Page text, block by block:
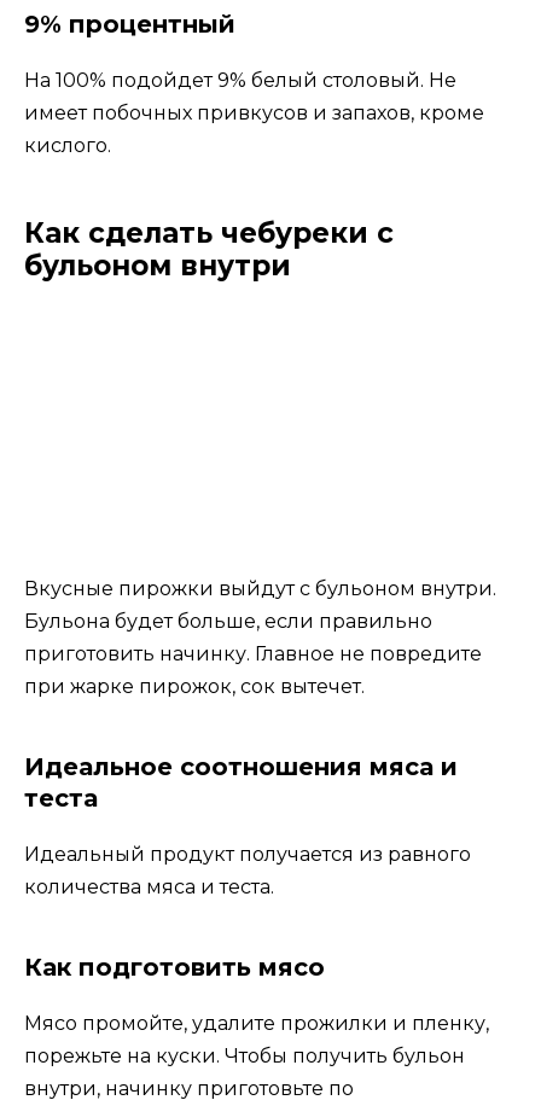
9% процентный
На 100% подойдет 9% белый столовый. Не
имеет побочных привкусов и запахов, кроме
кислого.
Как сделать чебуреки с
бульоном внутри
Вкусные пирожки выйдут с бульоном внутри.
Бульона будет больше, если правильно
приготовить начинку. Главное не повредите
при жарке пирожок, сок вытечет.
Идеальное соотношения мяса и
теста
Идеальный продукт получается из равного
количества мяса и теста.
Как подготовить мясо
Мясо промойте, удалите прожилки и пленку,
порежьте на куски. Чтобы получить бульон
внутри, начинку приготовьте по